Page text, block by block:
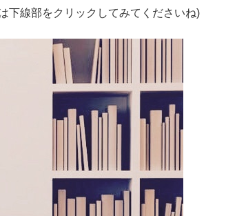
下線部をクリックしてみてくださいね)